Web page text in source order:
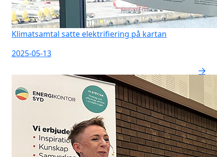
Klimatsamtal satte elektrifiering på kartan
2025-05-13